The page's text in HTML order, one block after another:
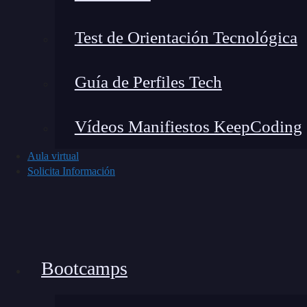
Test de Orientación Tecnológica
Guía de Perfiles Tech
Vídeos Manifiestos KeepCoding
Aula virtual
Solicita Información
Bootcamps
He probado varias herramientas populares, y
sólidas:
plataformas más simplificadas.